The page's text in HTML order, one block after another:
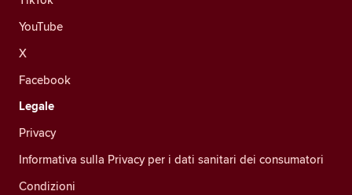
YouTube
X
Facebook
Legale
Privacy
Informativa sulla Privacy per i dati sanitari dei consumatori
Condizioni